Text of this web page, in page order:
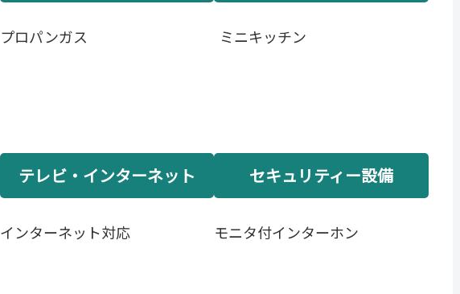
プロパンガス ミニキッチン
テレビ・インターネット
インターネット対応
セキュリティー設備
モニタ付インターホン